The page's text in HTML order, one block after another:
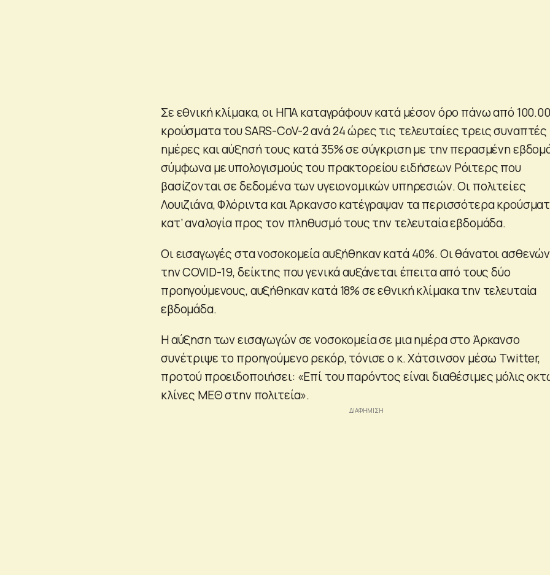
Σε εθνική κλίμακα, οι ΗΠΑ καταγράφουν κατά μέσον όρο πάνω από
κρούσματα του SARS-CoV-2 ανά 24 ώρες τις τελευταίες τρεις συναπτές
ημέρες και αύξησή τους κατά 35% σε σύγκριση με την περασμένη
σύμφωνα με υπολογισμούς του πρακτορείου ειδήσεων Ρόιτερς που
βασίζονται σε δεδομένα των υγειονομικών υπηρεσιών. Οι πολιτείες
Λουιζιάνα, Φλόριντα και Άρκανσο κατέγραψαν τα περισσότερα
κατ’ αναλογία προς τον πληθυσμό τους την τελευταία εβδομάδα.
Οι εισαγωγές στα νοσοκομεία αυξήθηκαν κατά 40%. Οι θάνατοι
την COVID-19, δείκτης που γενικά αυξάνεται έπειτα από τους δύο
προηγούμενους, αυξήθηκαν κατά 18% σε εθνική κλίμακα την τελευταία
εβδομάδα.
Η αύξηση των εισαγωγών σε νοσοκομεία σε μια ημέρα στο Άρκανσο
συνέτριψε το προηγούμενο ρεκόρ, τόνισε ο κ. Χάτσινσον μέσω Twitter,
προτού προειδοποιήσει: «Επί του παρόντος είναι διαθέσιμες μόλις
κλίνες ΜΕΘ στην πολιτεία».